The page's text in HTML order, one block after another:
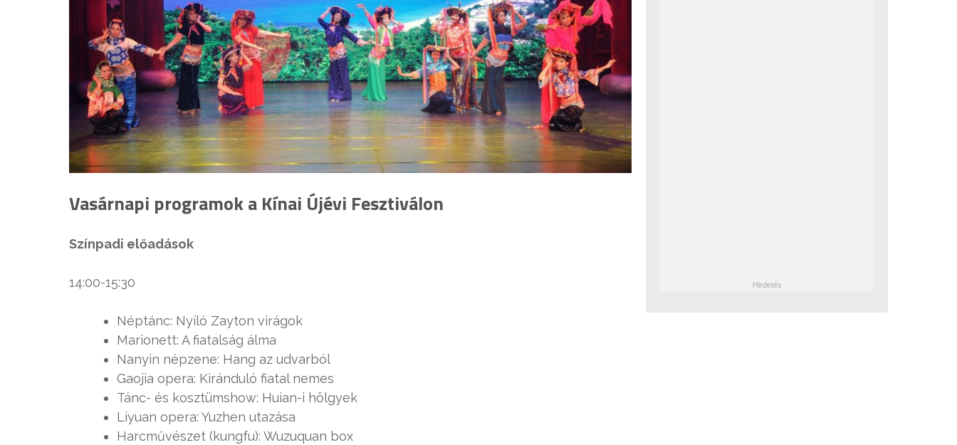
Vasárnapi programok a Kínai Újévi Fesztiválon
Színpadi előadások
14:00-15:30
Néptánc: Nyíló Zayton virágok
Marionett: A fiatalság álma
Nanyin népzene: Hang az udvarból
Gaojia opera: Kiránduló fiatal nemes
Tánc- és kosztümshow: Huian-i hölgyek
Liyuan opera: Yuzhen utazása
Harcművészet (kungfu): Wuzuquan box